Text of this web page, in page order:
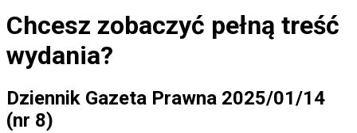
Chcesz zobaczyć pełną treść
wydania?
Dziennik Gazeta Prawna 2025/01/14
(nr 8)